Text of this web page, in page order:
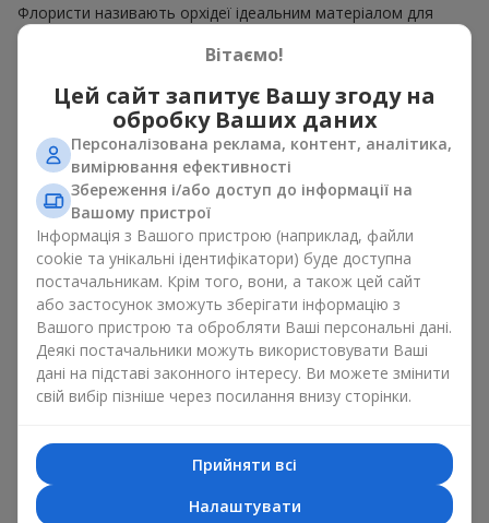
Флористи називають орхідеї ідеальним матеріалом для
незвичайної флористики. Букет з орхідей має чудовий
вигляд як моно рішення для оформлення приміщень, а
виразність у будь-якому форматі. Завдяки своїй структурі
орхідея дозволяє створювати композиції у класичному,
мінімалістичному або сучасному стилі. Букет з орхідей
виглядає ефектно як у камерних, так і в масштабних
роботах, а її розкішні суцвіття легко стають центральним
елементом композиції букет з орхідей. Залежно від
оформлення і сорту рослин різниться на орхідеї ціна.
Зважайте на це перш ніж замовити букет з орхідей.
Кому дарують орхідеї?
Букет з орхідей універсальний і може підійти будь-кому. Їх
даруютькоханим жінками,мамі,дівчині,дружині, сестрі,
подрузі,колезіабо бізнес-партнеру. Сьогодні можна орхідеї
Букет з орхідей — ідеальна квіткова композиція для
особливої події: річниць,
навіть
бізнес-привітань
Вітаємо!
Цей сайт запитує Вашу згоду на
обробку Ваших даних
Персоналізована реклама, контент, аналітика,
вимірювання ефективності
Збереження і/або доступ до інформації на
Вашому пристрої
Інформація з Вашого пристрою (наприклад, файли
cookie та унікальні ідентифікатори) буде доступна
постачальникам. Крім того, вони, а також цей сайт
або застосунок зможуть зберігати інформацію з
Вашого пристрою та обробляти Ваші персональні дані.
Деякі постачальники можуть використовувати Ваші
дані на підставі законного інтересу. Ви можете змінити
свій вибір пізніше через посилання внизу сторінки.
Прийняти всі
Налаштувати